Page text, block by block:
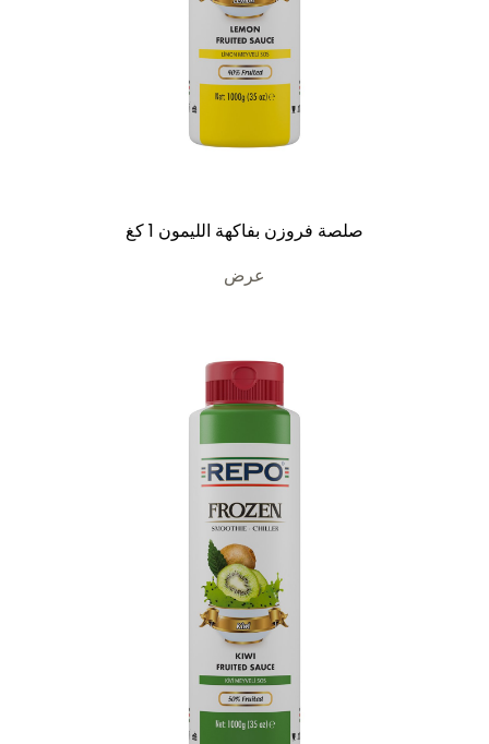
صلصة فروزن بفاكهة الليمون 1 كغ
عرض